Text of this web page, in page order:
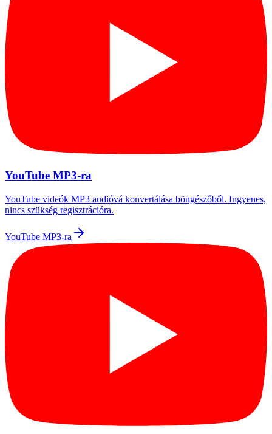
YouTube MP3-ra
YouTube videók MP3 audióvá konvertálása böngészőből. Ingyenes,
nincs szükség regisztrációra.
YouTube MP3-ra